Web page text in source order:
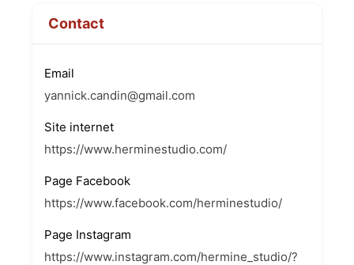
Contact
Email
yannick.candin@gmail.com
Site internet
https://www.herminestudio.com/
Page Facebook
https://www.facebook.com/herminestudio/
Page Instagram
https://www.instagram.com/hermine_studio/?